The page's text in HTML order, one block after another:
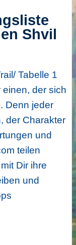
Shvil
Tabelle 1
einen, der sich
Denn jeder
der Charakter
und
teilen
Dir ihre
und